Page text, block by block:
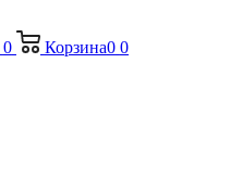
0 Корзина0 0